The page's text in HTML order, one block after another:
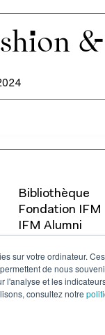
sur votre ordinateur.
de nous
l'analyse et les
consultez notre
Bibliothèque
Fondation IFM
IFM Alumni
Contact